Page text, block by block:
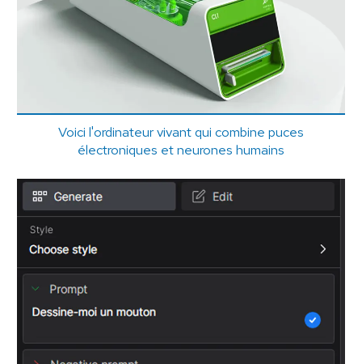
Voici l'ordinateur vivant qui combine puces
électroniques et neurones humains